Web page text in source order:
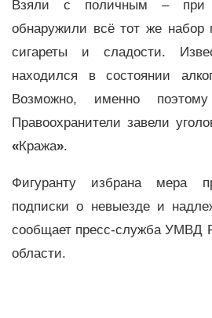
Взяли с поличным –
обнаружили всё тот же набор
сигареты и сладости.
находился в состоянии
Возможно, именно
Правоохранители завели
«Кража».
Фигуранту избрана мера
подписки о невыезде и
сообщает пресс-служба УМВД
области.